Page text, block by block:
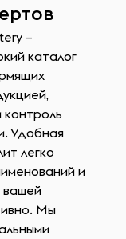
–
каталог
Удобная
легко
и
вашей
Мы